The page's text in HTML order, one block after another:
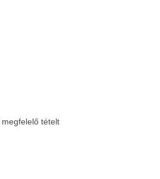
tételt